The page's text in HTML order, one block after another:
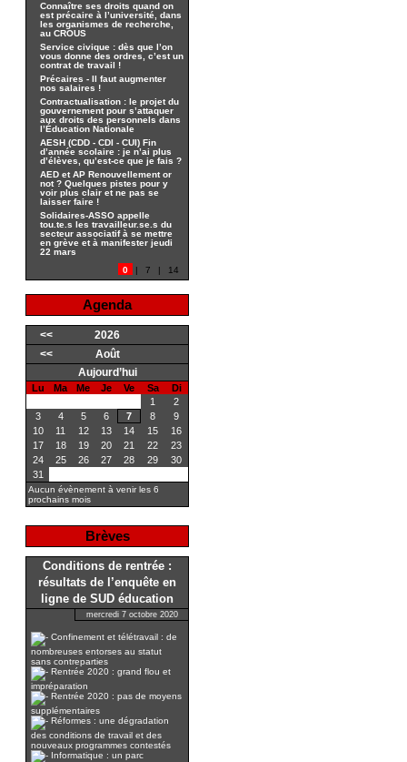
Connaître ses droits quand on
est précaire à l’université, dans
les organismes de recherche,
au CROUS
Service civique : dès que l’on
vous donne des ordres, c’est un
contrat de travail !
Précaires - Il faut augmenter
nos salaires !
Contractualisation : le projet du
gouvernement pour s’attaquer
aux droits des personnels dans
l’Éducation Nationale
AESH (CDD - CDI - CUI) Fin
d’année scolaire : je n’ai plus
d’élèves, qu’est-ce que je fais ?
AED et AP Renouvellement or
not ? Quelques pistes pour y
voir plus clair et ne pas se
laisser faire !
Solidaires-ASSO appelle
tou.te.s les travailleur.se.s du
secteur associatif à se mettre
en grève et à manifester jeudi
22 mars
0
| 7 | 14
Agenda
<<
2026
<<
Août
Aujourd’hui
Lu Ma Me Je Ve Sa
Di
1
2
3
4 5 6 7 8
9
10
11 12 13 14 15
16
17
18 19 20 21 22
23
24
25 26 27 28 29
30
31
Aucun évènement à venir les 6
prochains mois
Brèves
Conditions de rentrée :
résultats de l’enquête en
ligne de SUD éducation
mercredi 7 octobre 2020
Confinement et télétravail : de
nombreuses entorses au statut
sans contreparties
Rentrée 2020 : grand flou et
impréparation
Rentrée 2020 : pas de moyens
supplémentaires
Réformes : une dégradation
des conditions de travail et des
nouveaux programmes contestés
Informatique : un parc